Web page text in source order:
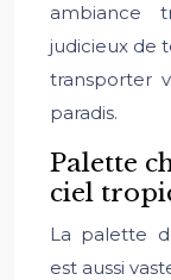
ambiance
judicieux de
transporter
paradis.
Palette
ciel
La palette
est aussi